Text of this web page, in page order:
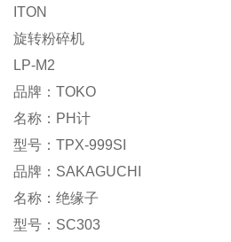
ITON
旋转粉碎机
LP-M2
品牌：TOKO
名称：PH计
型号：TPX-999SI
品牌：SAKAGUCHI
名称：绝缘子
型号：SC303